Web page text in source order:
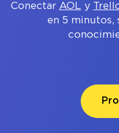
Conectar AOL y
en 5 minutos,